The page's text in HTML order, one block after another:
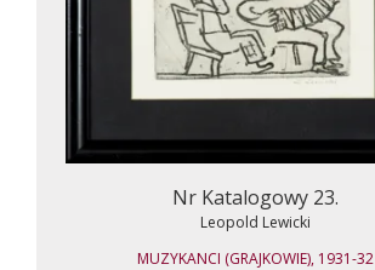
Nr Katalogowy 23.
Leopold Lewicki
MUZYKANCI (GRAJKOWIE), 1931-32